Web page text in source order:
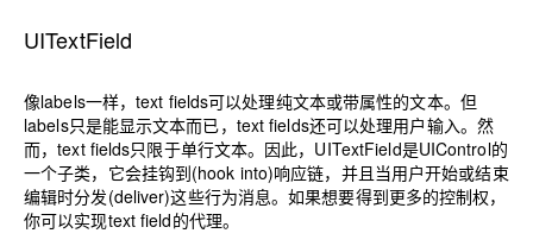
UITextField
像labels一样，text fields可以处理纯文本或带属性的文本。但
labels只是能显示文本而已，text fields还可以处理用户输入。然
而，text fields只限于单行文本。因此，UITextField是UIControl的
一个子类，它会挂钩到(hook into)响应链，并且当用户开始或结束
编辑时分发(deliver)这些行为消息。如果想要得到更多的控制权，
你可以实现text field的代理。